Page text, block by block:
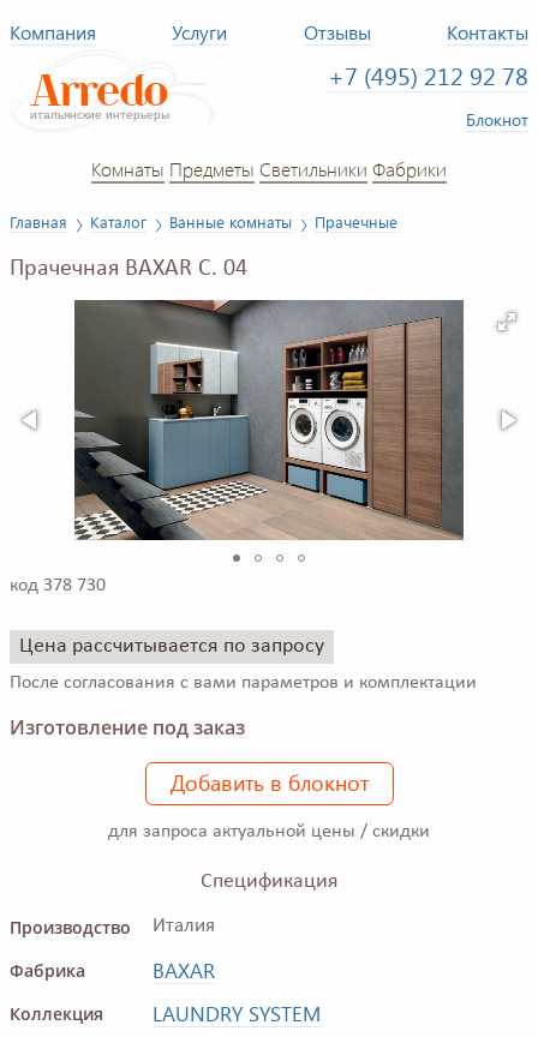
Компания Услуги Отзывы Контакты
+7 (495) 212 92 78
Блокнот
Комнаты Предметы Светильники Фабрики
Главная Каталог Ванные комнаты Прачечные
Прачечная BAXAR C. 04
код 378 730
Цена рассчитывается по запросу
После согласования с вами параметров и комплектации
Изготовление под заказ
Добавить в блокнот
для запроса актуальной цены / скидки
Спецификация
Производство
Италия
Фабрика BAXAR
Коллекция LAUNDRY SYSTEM